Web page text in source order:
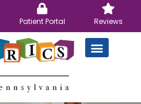
Patient Portal Reviews